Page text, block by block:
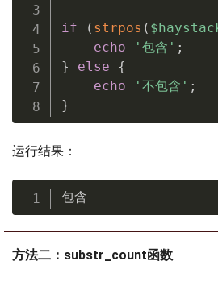
if ( strpos (
echo
'包含' ;
}
else
{
echo
'不包含' ;
}
运行结果：
包含
方法二：substr_count函数